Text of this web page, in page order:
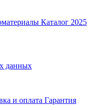
Каталог 2025
данных
и оплата Гарантия